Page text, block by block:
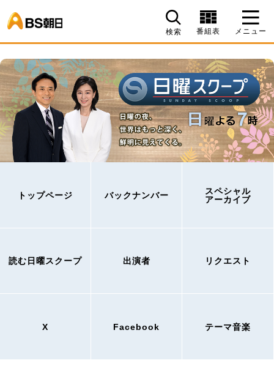
検索 番組表 メニュー
トップページ バックナンバー
スペシャル
アーカイブ
読む日曜スクープ 出演者 リクエスト
X Facebook テーマ音楽